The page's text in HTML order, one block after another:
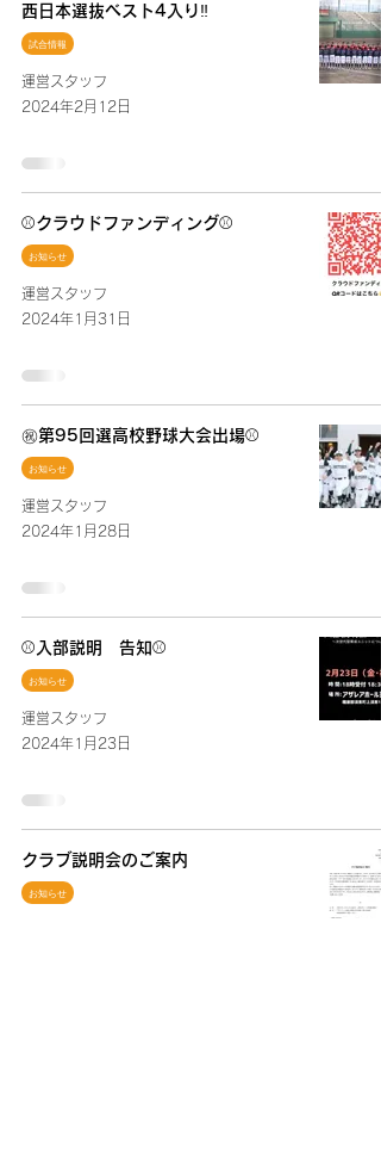
西日本選抜ベスト4入り‼️
試合情報
運営スタッフ
2024年2月12日
⚾️クラウドファンディング⚾️
お知らせ
運営スタッフ
2024年1月31日
㊗️第95回選高校野球大会出場⚾️
お知らせ
運営スタッフ
2024年1月28日
⚾️入部説明 告知⚾️
お知らせ
運営スタッフ
2024年1月23日
クラブ説明会のご案内
お知らせ